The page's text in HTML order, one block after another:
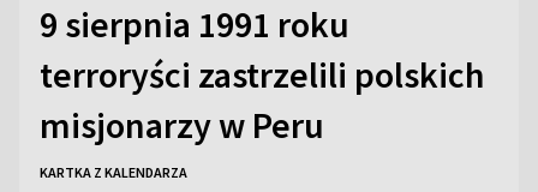
9 sierpnia 1991 roku
terroryści zastrzelili polskich
misjonarzy w Peru
KARTKA Z KALENDARZA